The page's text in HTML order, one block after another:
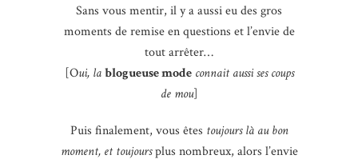
Sans vous mentir, il y a aussi eu des gros
moments de remise en questions et l’envie de
tout arrêter…
[Oui, lablogueuse modeconnait aussi ses coups
de mou]
Puis finalement, vous êtes toujours là au bon
moment, et toujoursplus nombreux, alors l’envie